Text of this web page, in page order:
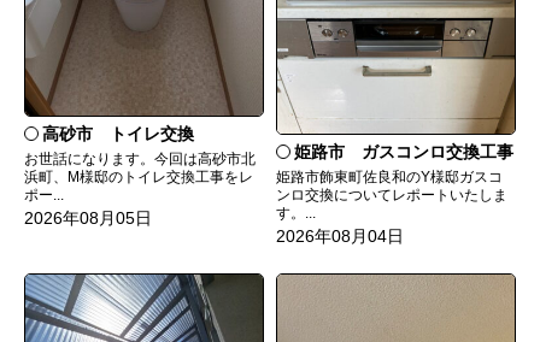
高砂市 トイレ交換
お世話になります。今回は高砂市北
浜町、M様邸のトイレ交換工事をレ
ポー...
2026年08月05日
姫路市 ガスコンロ交換工事
姫路市飾東町佐良和のY様邸ガスコ
ンロ交換についてレポートいたしま
す。...
2026年08月04日